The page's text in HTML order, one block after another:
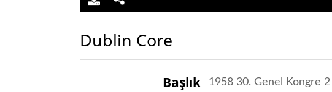
Dublin Core
Başlık 1958 30. Genel Kongre 2